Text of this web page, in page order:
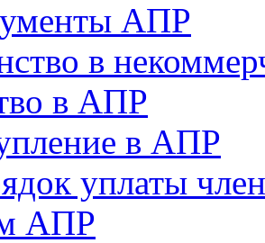
АПР
в
в АПР
в АПР
уплаты
АПР